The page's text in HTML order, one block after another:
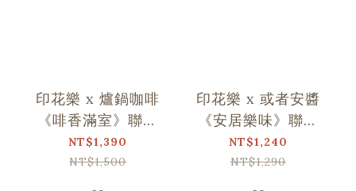
印花樂 x 爐鍋咖啡
《啡香滿室》聯名
禮盒/印花+1
NT$1,390
NT$1,500
印花樂 x 或者安醬
《安居樂味》聯名
禮盒/印花+1
NT$1,240
NT$1,290